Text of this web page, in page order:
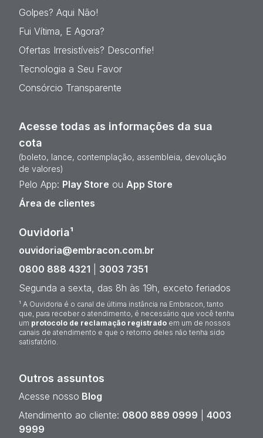
Golpes? Aqui Não!
Fui Vítima, E Agora?
Ofertas Irresistíveis? Desconfie!
Tecnologia a Seu Favor
Consórcio Transparente
Acesse todas as informações da sua
cota
(boleto, lance, contemplação, assembleia, devolução
de valores)
Pelo App: Play Store ou App Store
Área de clientes
Ouvidoria¹
ouvidoria@embracon.com.br
0800 888 4321
3003 7351
Segunda a sexta, das 8h às 19h, exceto feriados
¹ A Ouvidoria é o canal de última instância na Embracon, tanto
que, para receber o atendimento, é necessário que você tenha
um protocolo de reclamação registrado em um de nossos
canais de atendimento e que o retorno deles não tenha sido
satisfatório.
Outros assuntos
Acesse nosso Blog
Atendimento ao cliente: 0800 889 0999
4003
9999